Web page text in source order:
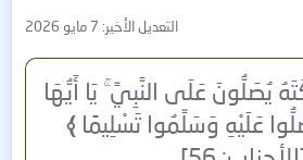
التعديل الأخير: 7 مايو 2026
يُصَلُّونَ عَلَى النَّبِيِّ ۚ يَا أَيُّهَا
عَلَيْهِ وَسَلِّمُوا تَسْلِيمًا﴾